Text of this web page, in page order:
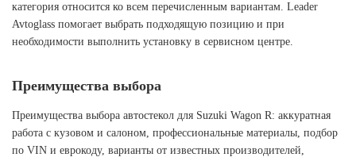
категория относится ко всем перечисленным вариантам. Leader
Avtoglass помогает выбрать подходящую позицию и при
необходимости выполнить установку в сервисном центре.
Преимущества выбора
Преимущества выбора автостекол для Suzuki Wagon R: аккуратная
работа с кузовом и салоном, профессиональные материалы, подбор
по VIN и еврокоду, варианты от известных производителей,